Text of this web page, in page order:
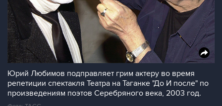
Юрий Любимов подправляет грим актеру во время
репетиции спектакля Театра на Таганке "До И после" по
произведениям поэтов Серебряного века, 2003 год.